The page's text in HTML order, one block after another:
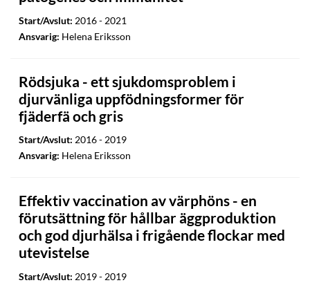
Start/Avslut: 2016 - 2021
Ansvarig: Helena Eriksson
Rödsjuka - ett sjukdomsproblem i
djurvänliga uppfödningsformer för
fjäderfä och gris
Start/Avslut: 2016 - 2019
Ansvarig: Helena Eriksson
Effektiv vaccination av värphöns - en
förutsättning för hållbar äggproduktion
och god djurhälsa i frigående flockar med
utevistelse
Start/Avslut: 2019 - 2019